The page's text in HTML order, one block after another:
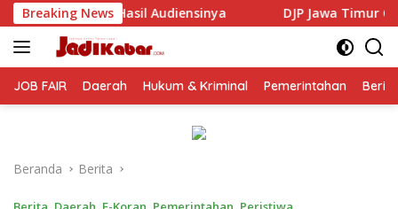
Langsung
ke
konten
Breaking NewsDJP Jawa Timur Gandeng GP Ansor
JOB FAIR Daerah Hukum & Kriminal Pemerintahan
Beranda Berita